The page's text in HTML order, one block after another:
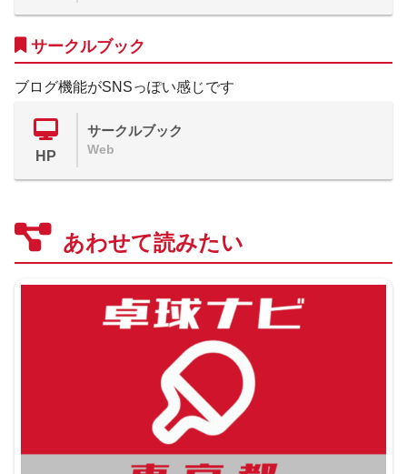
サークルブック
ブログ機能がSNSっぽい感じです
HP
サークルブック
Web
あわせて読みたい